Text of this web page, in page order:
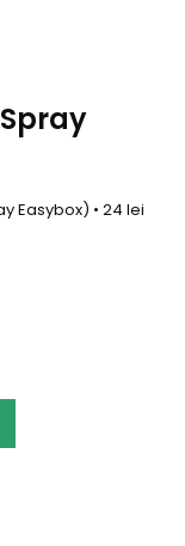
Easybox) • 24 lei